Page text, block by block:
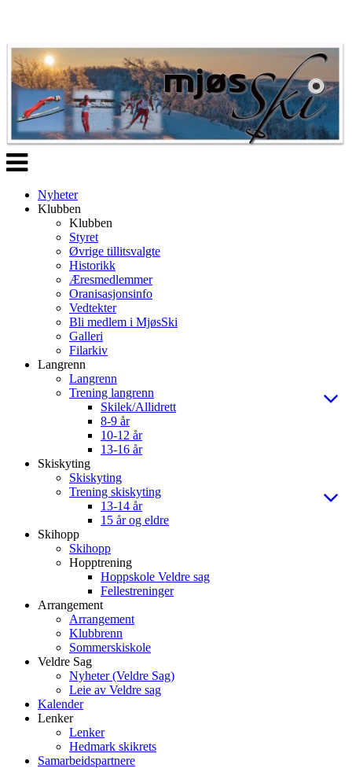
Veksle
navigasjon
Nyheter
Klubben
Klubben
Styret
Øvrige tillitsvalgte
Historikk
Æresmedlemmer
Oranisasjonsinfo
Vedtekter
Bli medlem i MjøsSki
Galleri
Filarkiv
Langrenn
Langrenn
Trening langrenn
Skilek/Allidrett
8-9 år
10-12 år
13-16 år
Skiskyting
Skiskyting
Trening skiskyting
13-14 år
15 år og eldre
Skihopp
Skihopp
Hopptrening
Hoppskole Veldre sag
Fellestreninger
Arrangement
Arrangement
Klubbrenn
Sommerskiskole
Veldre Sag
Nyheter (Veldre Sag)
Leie av Veldre sag
Kalender
Lenker
Lenker
Hedmark skikrets
Samarbeidspartnere